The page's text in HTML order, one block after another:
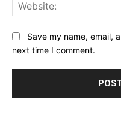
Save my name, email,
next time I comment.